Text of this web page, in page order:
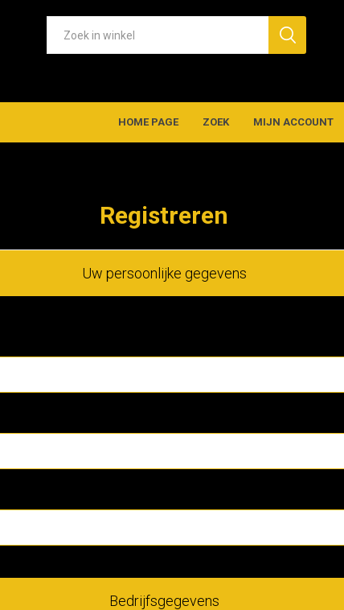
HOME PAGE ZOEK MIJN ACCOUNT
Registreren
Uw persoonlijke gegevens
Bedrijfsgegevens